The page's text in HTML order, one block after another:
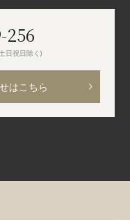
256
日祝日除く)
はこちら